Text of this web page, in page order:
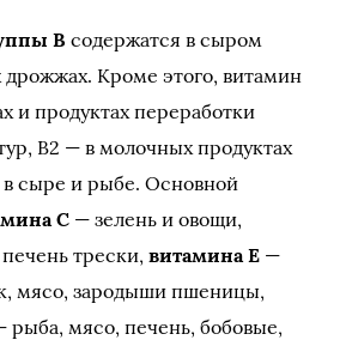
B содержатся в сыром
Кроме этого, витамин
и продуктах переработки
B2 — в молочных продуктах
сыре и рыбе. Основной
C — зелень и овощи,
трески, витамина E —
мясо, зародыши пшеницы,
рыба, мясо, печень, бобовые,